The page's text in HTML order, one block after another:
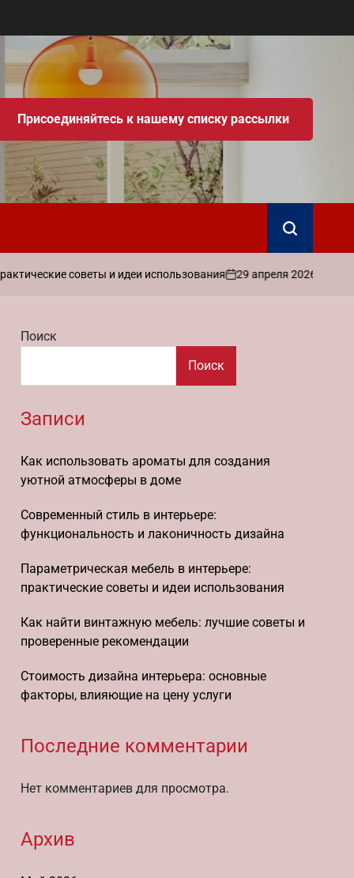
Присоединяйтесь к нашему списку рассылки
Поиск
советы и идеи использования
on
29 апреля 2026
Запись
admin
Поиск
Поиск
Записи
Как использовать ароматы для создания
уютной атмосферы в доме
Современный стиль в интерьере:
функциональность и лаконичность дизайна
Параметрическая мебель в интерьере:
практические советы и идеи использования
Как найти винтажную мебель: лучшие советы и
проверенные рекомендации
Стоимость дизайна интерьера: основные
факторы, влияющие на цену услуги
Последние комментарии
Нет комментариев для просмотра.
Архив